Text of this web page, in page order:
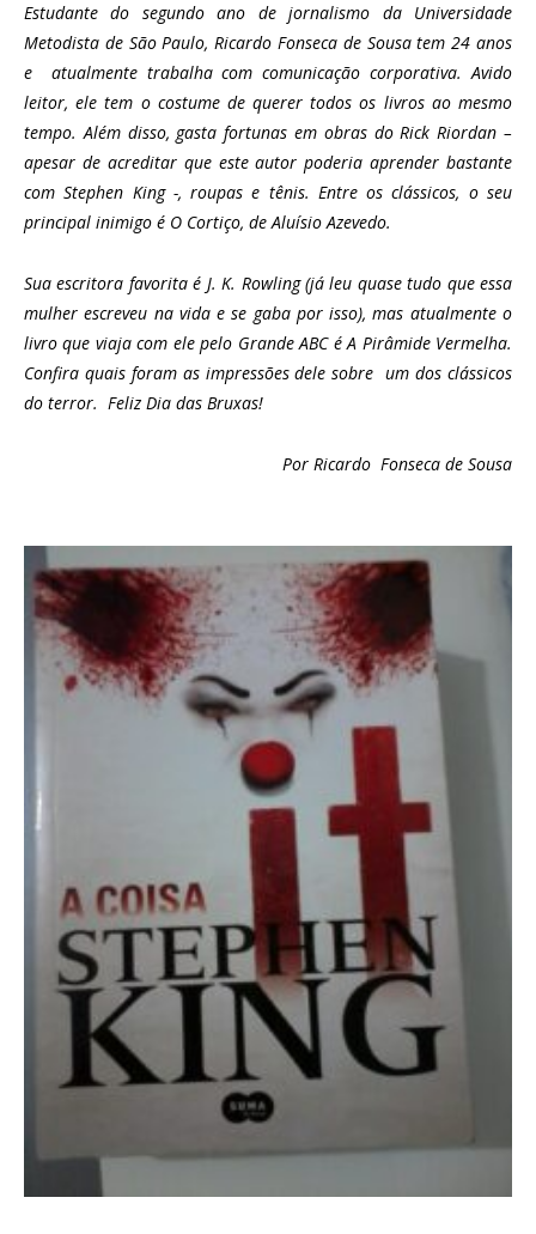
Estudante do segundo ano de jornalismo da Universidade
Metodista de São Paulo, Ricardo Fonseca de Sousa tem 24 anos
e atualmente trabalha com comunicação corporativa. Avido
leitor, ele tem o costume de querer todos os livros ao mesmo
tempo. Além disso, gasta fortunas em obras do Rick Riordan –
apesar de acreditar que este autor poderia aprender bastante
com Stephen King -, roupas e tênis. Entre os clássicos, o seu
principal inimigo é O Cortiço, de Aluísio Azevedo.
Sua escritora favorita é J. K. Rowling (já leu quase tudo que essa
mulher escreveu na vida e se gaba por isso), mas atualmente o
livro que viaja com ele pelo Grande ABC é A Pirâmide Vermelha.
Confira quais foram as impressões dele sobre um dos clássicos
do terror. Feliz Dia das Bruxas!
Por Ricardo Fonseca de Sousa